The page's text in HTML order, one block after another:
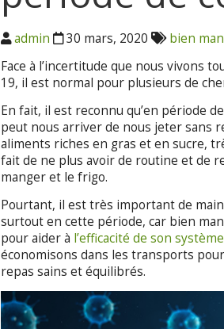
admin 30 mars, 2020 bien
Face à l’incertitude que nous vivons
19, il est normal pour plusieurs de
En fait, il est reconnu qu’en période
peut nous arriver de nous jeter sans
aliments riches en gras et en sucre,
fait de ne plus avoir de routine et de
manger et le frigo.
Pourtant, il est très important de
surtout en cette période, car bien
pour aider à l’efficacité de son
économisons dans les transports
repas sains et équilibrés.